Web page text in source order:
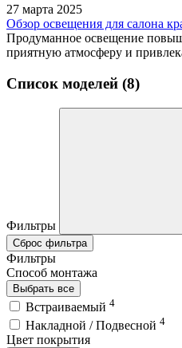
27 марта 2025
Обзор освещения для салона
Продуманное освещение
приятную атмосферу и
Список моделей (8)
Фильтры
Сброс фильтра
Фильтры
Способ монтажа
Выбрать все
Встраиваемый 4
Накладной / Подвесной 4
Цвет покрытия